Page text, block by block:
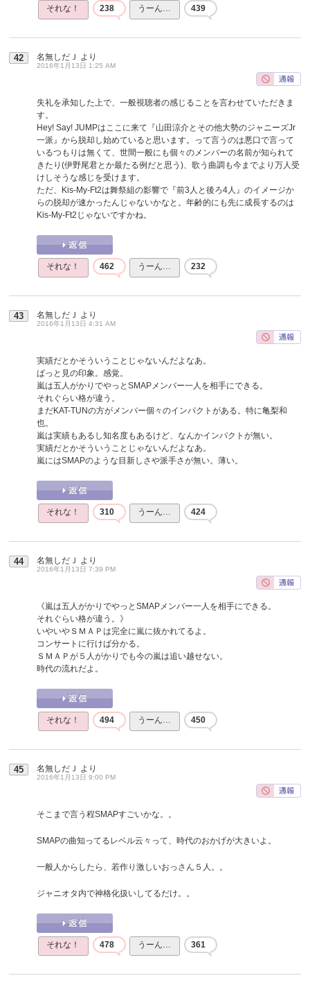
それな！ 238 うーん… 439
42 名無しだＪ より
2016年1月13日 1:25 AM
失礼を承知した上で、一般視聴者の感じることを言わせていただきま
す。
Hey! Say! JUMPはここに来て『山田涼介とその他大勢のジャニーズJr
一派』から脱却し始めていると思います。って言うのは悪口で言って
いるつもりは無くて、世間一般にも個々のメンバーの名前が知られて
きたり(伊野尾君とか最たる例だと思う)、歌う曲調も今までより万人受
けしそうな感じを受けます。
ただ、Kis-My-Ft2は舞祭組の影響で『前3人と後ろ4人』のイメージか
らの脱却が速かったんじゃないかなと。年齢的にも先に成長するのは
Kis-My-Ft2じゃないですかね。
それな！ 462 うーん… 232
43 名無しだＪ より
2016年1月13日 4:31 AM
実績だとかそういうことじゃないんだよなあ。
ぱっと見の印象。感覚。
嵐は五人がかりでやっとSMAPメンバー一人を相手にできる。
それぐらい格が違う。
まだKAT-TUNの方がメンバー個々のインパクトがある。特に亀梨和
也。
嵐は実績もあるし知名度もあるけど、なんかインパクトが無い。
実績だとかそういうことじゃないんだよなあ。
嵐にはSMAPのような目新しさや派手さが無い。薄い。
それな！ 310 うーん… 424
44 名無しだＪ より
2016年1月13日 7:39 PM
《嵐は五人がかりでやっとSMAPメンバー一人を相手にできる。
それぐらい格が違う。》
いやいやＳＭＡＰは完全に嵐に抜かれてるよ。
コンサートに行けば分かる。
ＳＭＡＰが５人がかりでも今の嵐は追い越せない。
時代の流れだよ。
それな！ 494 うーん… 450
45 名無しだＪ より
2016年1月13日 9:00 PM
そこまで言う程SMAPすごいかな。。
SMAPの曲知ってるレベル云々って、時代のおかげが大きいよ。
一般人からしたら、若作り激しいおっさん５人。。
ジャニオタ内で神格化扱いしてるだけ。。
それな！ 478 うーん… 361